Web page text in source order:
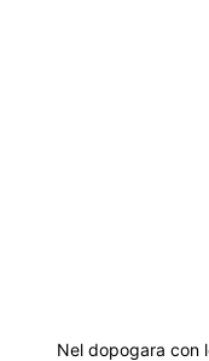
Nel dopogara con